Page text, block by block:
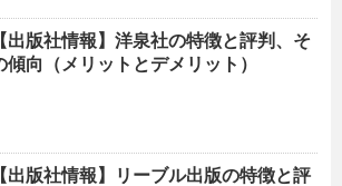
【出版社情報】洋泉社の特徴と評判、そ
傾向（メリットとデメリット）
【出版社情報】リーブル出版の特徴と評